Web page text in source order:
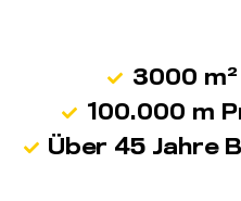
3000
100.000 m
Über 45 Jahre